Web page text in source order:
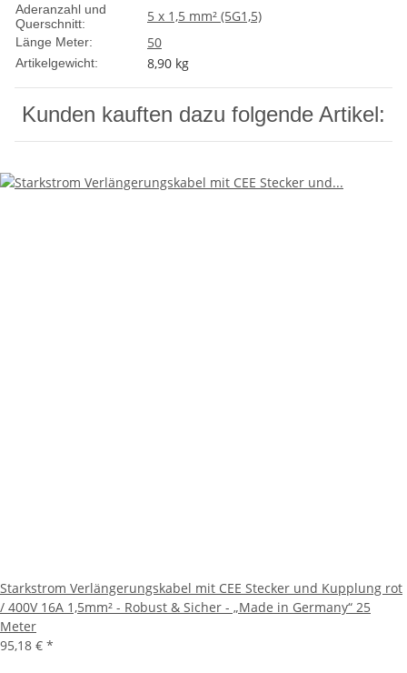
Aderanzahl und
Querschnitt:
5 x 1,5 mm² (5G1,5)
Länge Meter: 50
Artikelgewicht: 8,90 kg
Kunden kauften dazu folgende Artikel:
Starkstrom Verlängerungskabel mit CEE Stecker und Kupplung rot
/ 400V 16A 1,5mm² - Robust & Sicher - „Made in Germany“ 25
Meter
95,18 € *